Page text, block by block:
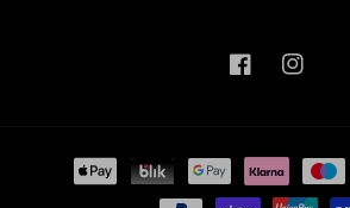
Facebook
Zahlungsmethoden